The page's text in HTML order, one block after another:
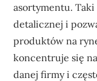
asortymentu.
detalicznej i
produktów na
koncentruje się
danej firmy i